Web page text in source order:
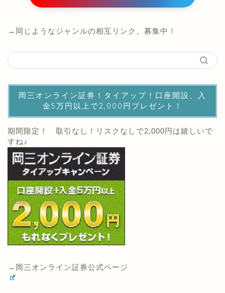
→同じようなジャンルの相互リンク、募集中！
岡三オンライン証券！タイアップ！口座開設、入
金5万円以上で2,000円プレゼント！
期間限定！ 取引なし！リスクなしで2,000円は嬉しいで
すね♪
→岡三オンライン証券公式ページ